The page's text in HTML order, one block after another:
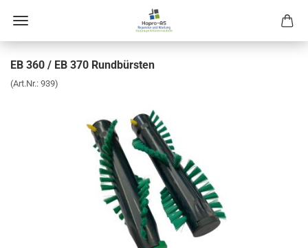
EB 360 / EB 370 Rund­bürs­ten
(Art.Nr.: 939)